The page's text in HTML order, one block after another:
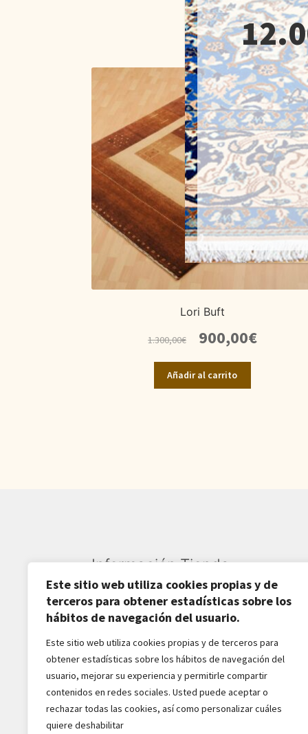
Este sitio web utiliza cookies propias y de
terceros para obtener estadísticas sobre los
hábitos de navegación del usuario.
Este sitio web utiliza cookies propias y de terceros para
obtener estadísticas sobre los hábitos de navegación del
usuario, mejorar su experiencia y permitirle compartir
contenidos en redes sociales. Usted puede aceptar o
rechazar todas las cookies, así como personalizar cuáles
quiere deshabilitar
Lori Buft
1.300,00€
precio
original
era:
1.300,00€.
900,00€El
precio
Añadir al carrito
Información Tienda
Sardarán SL CIF: B82809781
Av. Pirineos 27, Nave 6
San Sebastián de los Reyes
28703-Madrid - España
916516162 - 628518856
jaba2288@gmail.com